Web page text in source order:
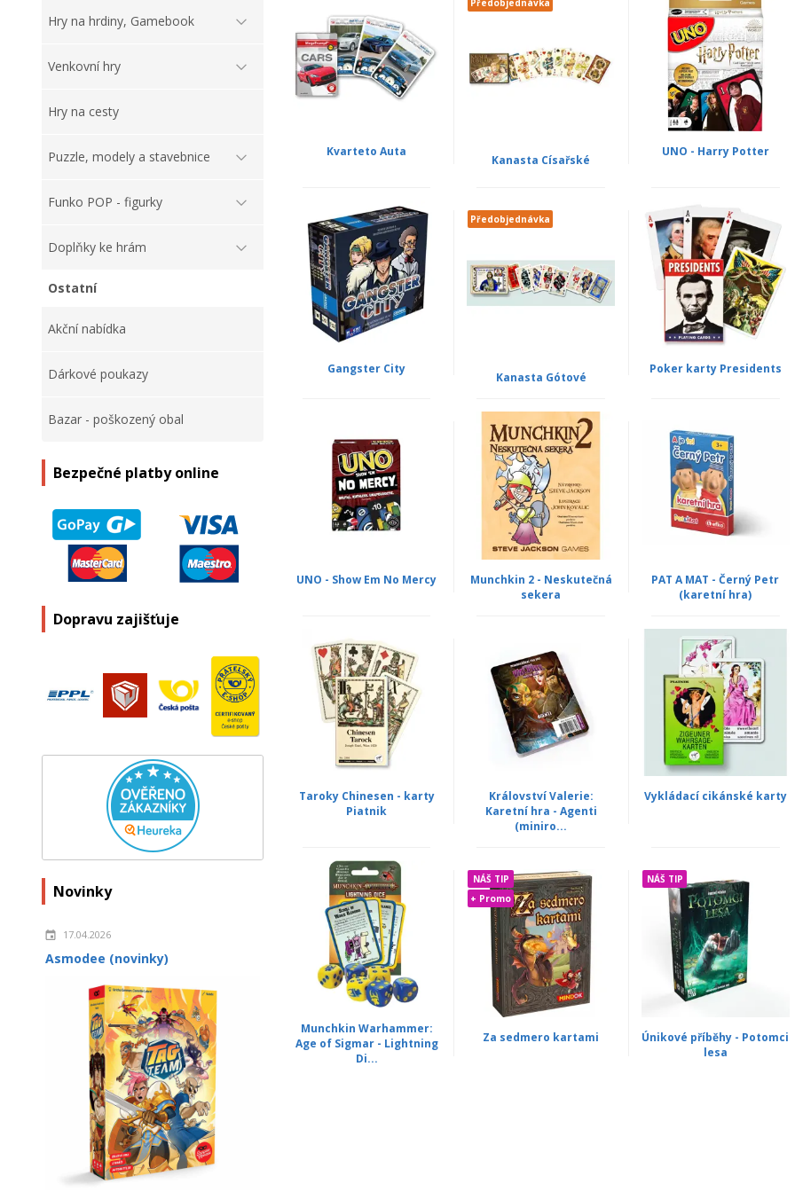
Hry na hrdiny, Gamebook
Venkovní hry
Hry na cesty
Puzzle, modely a stavebnice
Funko POP - figurky
Doplňky ke hrám
Ostatní
Akční nabídka
Dárkové poukazy
Bazar - poškozený obal
Bezpečné platby online
Dopravu zajišťuje
Novinky
17.04.2026
Asmodee (novinky)
Kvarteto Auta
Kanasta Císařské
UNO - Harry Potter
Gangster City
Předobjednávka
Kanasta Gótové
Poker karty Presidents
UNO - Show Em No Mercy
Munchkin 2 - Neskutečná
sekera
PAT A MAT - Černý Petr
(karetní hra)
Taroky Chinesen - karty
Piatnik
Království Valerie:
Karetní hra - Agenti
(miniro...
Vykládací cikánské karty
Munchkin Warhammer:
Age of Sigmar - Lightning
Di...
NÁŠ TIP
+ Promo
Za sedmero kartami
NÁŠ TIP
Únikové příběhy - Potomci
lesa